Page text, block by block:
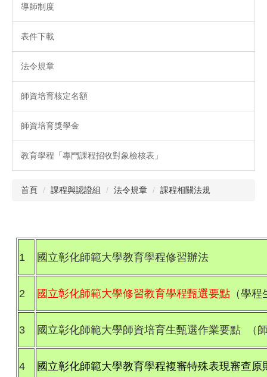
導師制度
表件下載
法令規章
師資培育核定名額
師資培育獎學金
教育學程「專門課程招收對象檢核表」
首頁 課程與認證組 法令規章 課程相關法規
1 國立彰化師範大學教育學程修習辦法
2 國立彰化師範大學修習教育學程甄選要點 （學
3 國立彰化師範大學師資培育生甄選作業要點 （
4 國立彰化師範大學教育學程複審特殊表現審查原